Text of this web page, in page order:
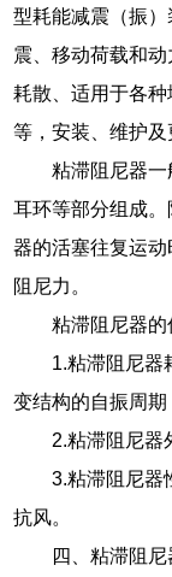
型耗能减震（振
震、移动荷载和
耗散、适用于各
等，安装、维护及
粘滞阻尼器
耳环等部分组成
器的活塞往复运
阻尼力。
粘滞阻尼器的
1.粘滞阻尼器
变结构的自振周期
2.粘滞阻尼器
3.粘滞阻尼器
抗风。
四、粘滞阻